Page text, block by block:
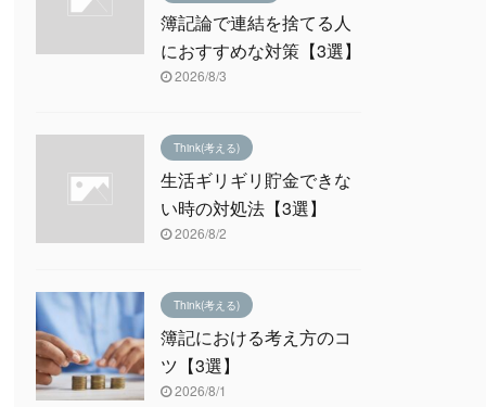
簿記論で連結を捨てる人
におすすめな対策【3選】
2026/8/3
Think(考える)
生活ギリギリ貯金できな
い時の対処法【3選】
2026/8/2
Think(考える)
簿記における考え方のコ
ツ【3選】
2026/8/1